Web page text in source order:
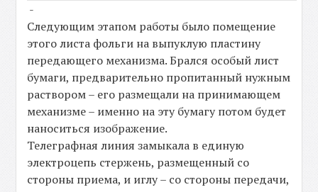
-
Следующим этапом работы было помещение
этого листа фольги на выпуклую пластину
передающего механизма. Брался особый лист
бумаги, предварительно пропитанный нужным
раствором – его размещали на принимающем
механизме – именно на эту бумагу потом будет
наноситься изображение.
Телеграфная линия замыкала в единую
электроцепь стержень, размещенный со
стороны приема, и иглу – со стороны передачи,